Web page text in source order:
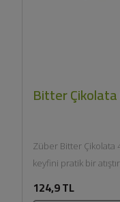
Bitter
Züber Bitter Çikolata
keyfini pratik bir
124,9 TL